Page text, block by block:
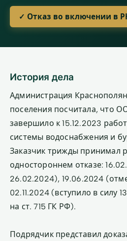
✓ Отказ во включении в
История дела
Администрация
поселения посчитала, что
завершило к 15.12.2023
системы водоснабжения и
Заказчик трижды принимал
одностороннем отказе:
26.02.2024), 19.06.2024
02.11.2024 (вступило в силу
на ст. 715 ГК РФ).
Подрядчик представил